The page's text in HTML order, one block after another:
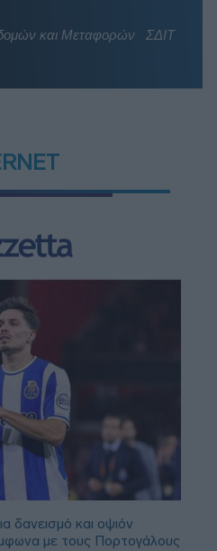
και Μεταφορών
ΣΔΙΤ
δανεισμό και οψιόν
με τους Πορτογάλους